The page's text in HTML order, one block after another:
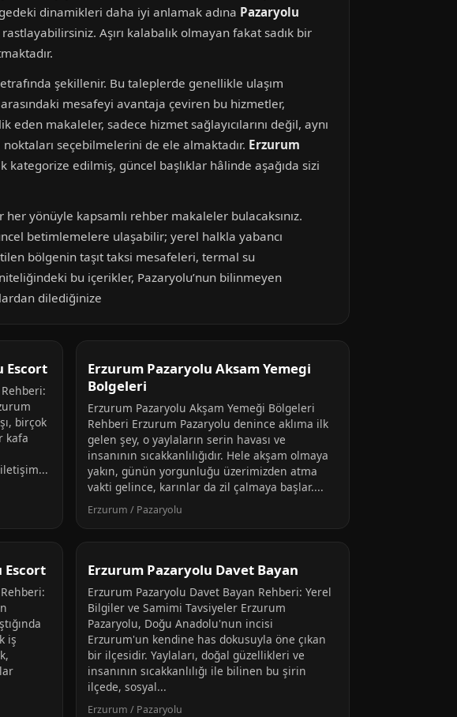
dinamikleri daha iyi anlamak adına Pazaryolu
Aşırı kalabalık olmayan fakat sadık bir
şekillenir. Bu taleplerde genellikle ulaşım
mesafeyi avantaja çeviren bu hizmetler,
makaleler, sadece hizmet sağlayıcılarını değil, aynı
seçebilmelerini de ele almaktadır. Erzurum
edilmiş, güncel başlıklar hâlinde aşağıda sizi
yönüyle kapsamlı rehber makaleler bulacaksınız.
betimlemelere ulaşabilir; yerel halkla yabancı
bölgenin taşıt taksi mesafeleri, termal su
bu içerikler, Pazaryolu’nun bilinmeyen
dilediğinize
Escort
birçok
kafa
Erzurum Pazaryolu Aksam Yemegi
Bolgeleri
Erzurum Pazaryolu Akşam Yemeği Bölgeleri
Rehberi Erzurum Pazaryolu denince aklıma ilk
gelen şey, o yaylaların serin havası ve
insanının sıcakkanlılığıdır. Hele akşam olmaya
yakın, günün yorgunluğu üzerimizden atma
vakti gelince, karınlar da zil çalmaya başlar....
Erzurum / Pazaryolu
Escort
iş
Erzurum Pazaryolu Davet Bayan
Erzurum Pazaryolu Davet Bayan Rehberi: Yerel
Bilgiler ve Samimi Tavsiyeler Erzurum
Pazaryolu, Doğu Anadolu'nun incisi
Erzurum'un kendine has dokusuyla öne çıkan
bir ilçesidir. Yaylaları, doğal güzellikleri ve
insanının sıcakkanlılığı ile bilinen bu şirin
ilçede, sosyal...
Erzurum / Pazaryolu